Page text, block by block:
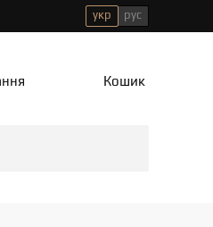
укр рус
Кошик